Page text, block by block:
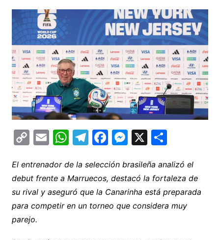
C
p
y
Li
n
E
ai
l
W
at
s
A
p
T
e
gr
a
m
F
c
e
b
o
M
s
s
e
n
X C
m
p
ar
El entrenador de la selección brasileña analizó el
debut frente a Marruecos, destacó la fortaleza de
su rival y aseguró que la Canarinha está preparada
para competir en un torneo que considera muy
parejo.